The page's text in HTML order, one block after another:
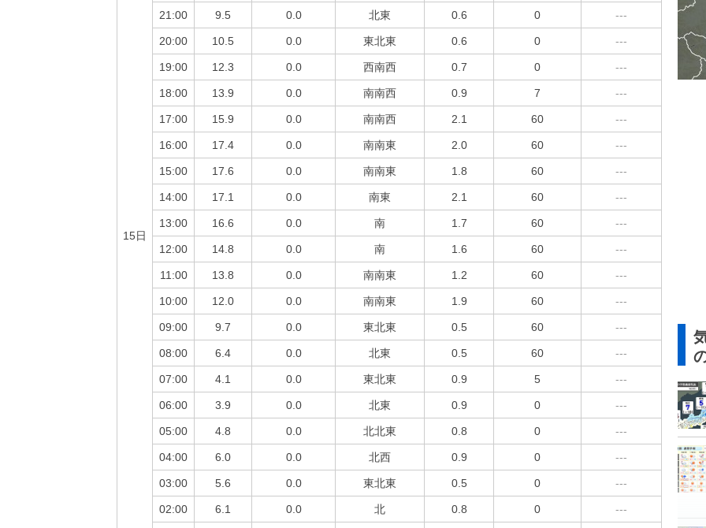
15日
21:00 9.5 0.0 北東 0.6 0 ---
20:00 10.5 0.0 東北東 0.6 0 ---
19:00 12.3 0.0 西南西 0.7 0 ---
18:00 13.9 0.0 南南西 0.9 7 ---
17:00 15.9 0.0 南南西 2.1 60 ---
16:00 17.4 0.0 南南東 2.0 60 ---
15:00 17.6 0.0 南南東 1.8 60 ---
14:00 17.1 0.0 南東 2.1 60 ---
13:00 16.6 0.0 南 1.7 60 ---
12:00 14.8 0.0 南 1.6 60 ---
11:00 13.8 0.0 南南東 1.2 60 ---
10:00 12.0 0.0 南南東 1.9 60 ---
09:00 9.7 0.0 東北東 0.5 60 ---
08:00 6.4 0.0 北東 0.5 60 ---
07:00 4.1 0.0 東北東 0.9 5 ---
06:00 3.9 0.0 北東 0.9 0 ---
05:00 4.8 0.0 北北東 0.8 0 ---
04:00 6.0 0.0 北西 0.9 0 ---
03:00 5.6 0.0 東北東 0.5 0 ---
02:00 6.1 0.0 北 0.8 0 ---